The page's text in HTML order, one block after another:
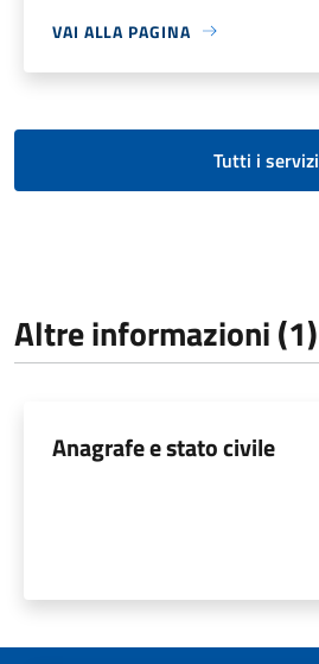
VAI ALLA PAGINA
Tutti i servizi
Altre informazioni (1)
Anagrafe e stato civile